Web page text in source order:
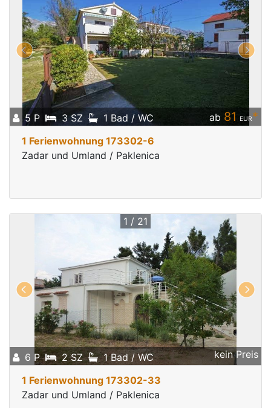
5 P 3 SZ 1 Bad / WC ab 81 EUR*
1 Ferienwohnung 173302-6
Zadar und Umland / Paklenica
6 P 2 SZ 1 Bad / WC kein Preis
1 / 21
1 Ferienwohnung 173302-33
Zadar und Umland / Paklenica